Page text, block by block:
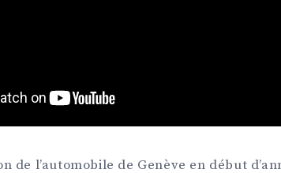
de l’automobile de Genève en début